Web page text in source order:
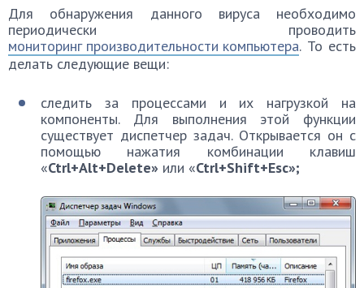
Для обнаружения данного вируса необходимо
периодически проводить
мониторинг производительности компьютера. То есть
делать следующие вещи:
следить за процессами и их нагрузкой на
компоненты. Для выполнения этой функции
существует диспетчер задач. Открывается он с
помощью нажатия комбинации клавиш
«Ctrl+Alt+Delete» или «Ctrl+Shift+Esc»;